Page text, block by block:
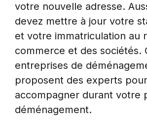
votre nouvelle adresse.
devez mettre à jour votre
et votre immatriculation au
commerce et des sociétés.
entreprises de
proposent des experts
accompagner durant votre
déménagement.